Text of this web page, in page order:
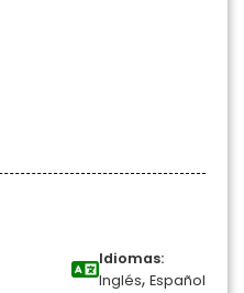
Idiomas:
Inglés, Español